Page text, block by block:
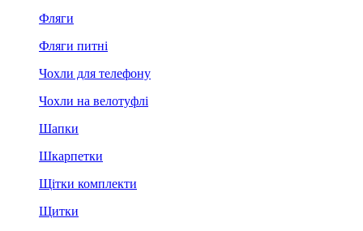
Фляги
Фляги питні
Чохли для телефону
Чохли на велотуфлі
Шапки
Шкарпетки
Щітки комплекти
Щитки